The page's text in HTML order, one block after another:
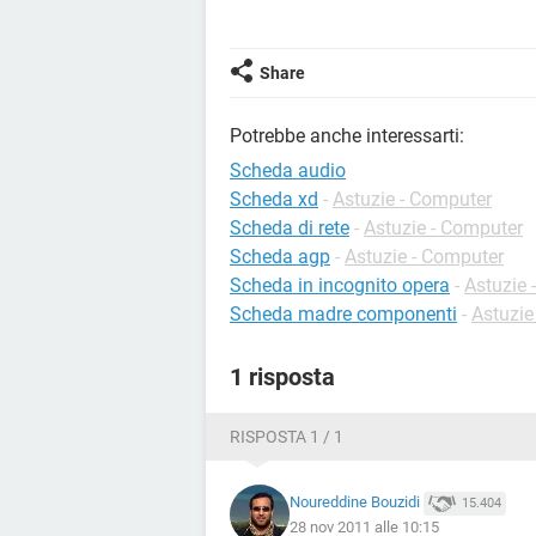
Share
Potrebbe anche interessarti:
Scheda audio
Scheda xd - Astuzie - Computer
Scheda di rete - Astuzie - Computer
Scheda agp - Astuzie - Computer
Scheda in incognito opera - Astuzie
Scheda madre componenti -
1 risposta
RISPOSTA 1 / 1
Noureddine Bouzidi 15.404
28 nov 2011 alle 10:15